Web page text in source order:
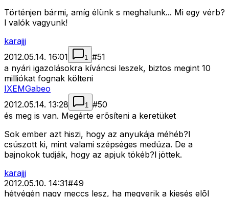
Történjen bármi, amíg élünk s meghalunk... Mi egy vérb?
l valók vagyunk!
karajjj
2012.05.14. 16:01
1 #51
a nyári igazolásokra kíváncsi leszek, biztos megint 10
milliókat fognak költeni
IXEMGabeo
2012.05.14. 13:28
1 #50
és meg is van. Megérte erõsíteni a keretüket
Sok ember azt hiszi, hogy az anyukája méhéb?l
csúszott ki, mint valami szépséges medúza. De a
bajnokok tudják, hogy az apjuk tökéb?l jöttek.
karajjj
2012.05.10. 14:31#49
hétvégén nagy meccs lesz, ha megverik a kiesés elõl